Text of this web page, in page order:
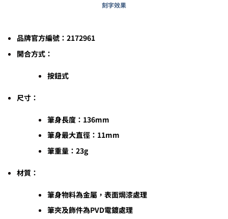
刻字效果
品牌官方編號：2172961
開合方式：
按鈕式
尺寸：
筆身長度：136mm
筆身最大直徑：11mm
筆重量：23g
材質：
筆身物料為金屬，表面焗漆處理
筆夾及飾件為PVD電鍍處理